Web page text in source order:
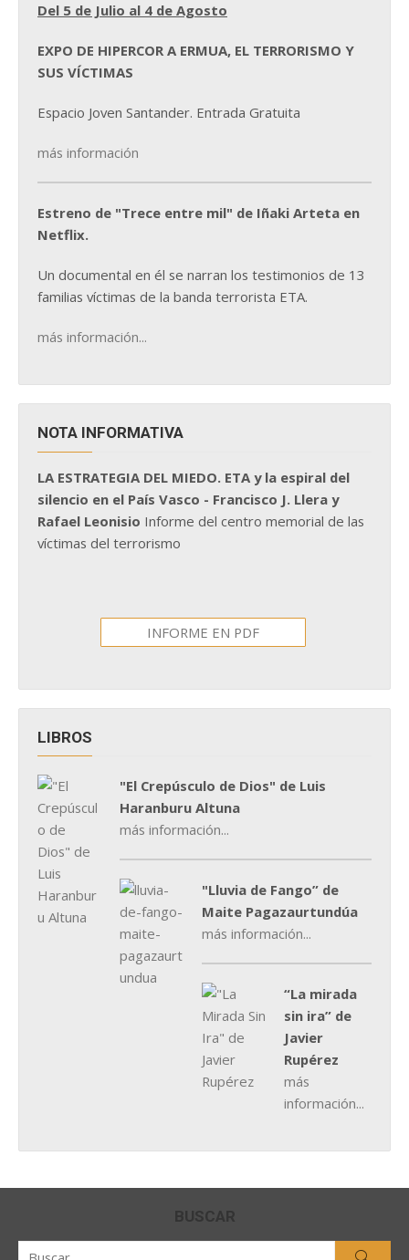
Del 5 de Julio al 4 de Agosto
EXPO DE HIPERCOR A ERMUA, EL TERRORISMO Y
SUS VÍCTIMAS
Espacio Joven Santander. Entrada Gratuita
más información
Estreno de "Trece entre mil" de Iñaki Arteta en
Netflix.
Un documental en él se narran los testimonios de 13
familias víctimas de la banda terrorista ETA.
más información...
NOTA INFORMATIVA
LA ESTRATEGIA DEL MIEDO. ETA y la espiral del
silencio en el País Vasco - Francisco J. Llera y
Rafael Leonisio Informe del centro memorial de las
víctimas del terrorismo
INFORME EN PDF
LIBROS
"El Crepúsculo de Dios" de Luis
Haranburu Altuna
más información...
"Lluvia de Fango” de
Maite Pagazaurtundúa
más información...
“La mirada
sin ira” de
Javier
Rupérez
más
información...
BUSCAR